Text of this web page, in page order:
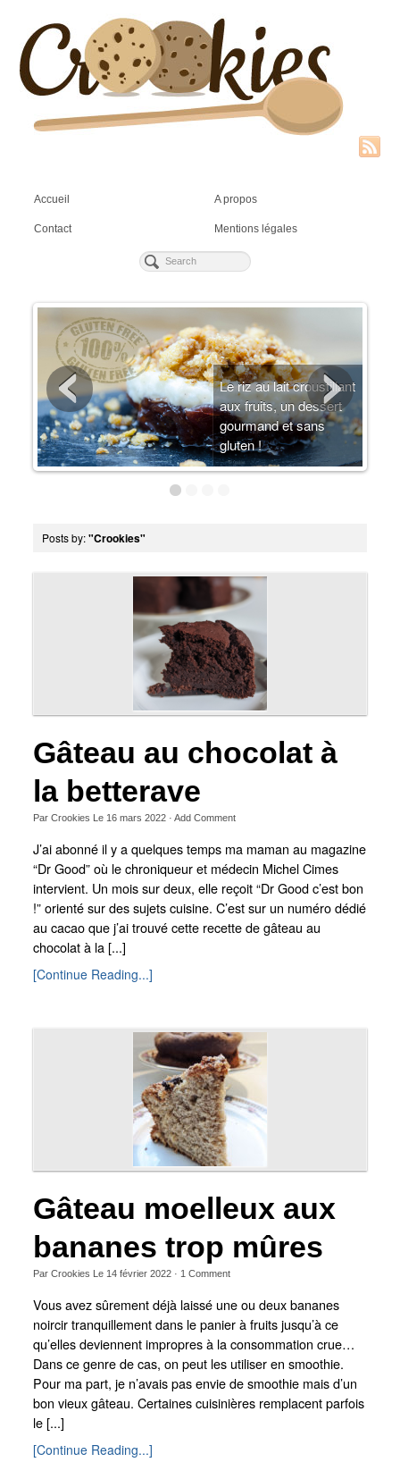
Accueil A propos
Contact Mentions légales
Le riz au lait croustillant
aux fruits, un dessert
gourmand et sans
gluten !
Posts by:"Crookies"
Gâteau au chocolat à
la betterave
Par Crookies Le 16 mars 2022· Add Comment
J’ai abonné il y a quelques temps ma maman au magazine
“Dr Good” où le chroniqueur et médecin Michel Cimes
intervient. Un mois sur deux, elle reçoit “Dr Good c’est bon
!” orienté sur des sujets cuisine. C’est sur un numéro dédié
au cacao que j’ai trouvé cette recette de gâteau au
chocolat à la [...]
[Continue Reading...]
Gâteau moelleux aux
bananes trop mûres
Par Crookies Le 14 février 2022· 1Comment
Vous avez sûrement déjà laissé une ou deux bananes
noircir tranquillement dans le panier à fruits jusqu’à ce
qu’elles deviennent impropres à la consommation crue…
Dans ce genre de cas, on peut les utiliser en smoothie.
Pour ma part, je n’avais pas envie de smoothie mais d’un
bon vieux gâteau. Certaines cuisinières remplacent parfois
le [...]
[Continue Reading...]